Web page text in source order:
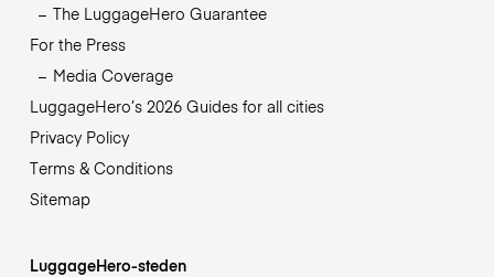
The LuggageHero Guarantee
For the Press
Media Coverage
LuggageHero’s 2026 Guides for all cities
Privacy Policy
Terms & Conditions
Sitemap
LuggageHero-steden